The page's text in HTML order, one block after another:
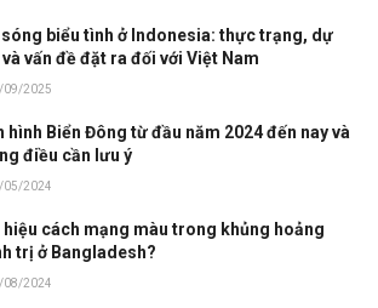
sóng biểu tình ở Indonesia: thực trạng, dự
và vấn đề đặt ra đối với Việt Nam
09/2025
hình Biển Đông từ đầu năm 2024 đến nay và
điều cần lưu ý
05/2024
hiệu cách mạng màu trong khủng hoảng
trị ở Bangladesh?
08/2024